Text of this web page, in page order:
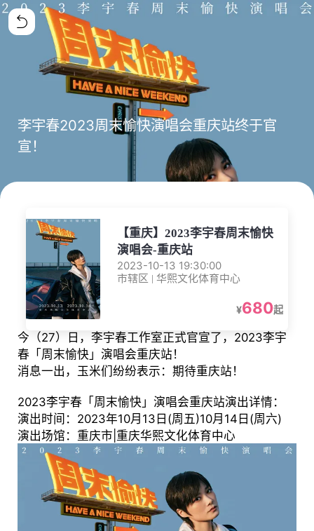
李宇春2023周末愉快演唱会重庆站终于官
宣！
【重庆】2023李宇春周末愉快
演唱会-重庆站
2023-10-13 19:30:00
市辖区 | 华熙文化体育中心
¥680起
今（27）日，李宇春工作室正式官宣了，2023李宇
春「周末愉快」演唱会重庆站！
消息一出，玉米们纷纷表示：期待重庆站！
2023李宇春「周末愉快」演唱会重庆站演出详情：
演出时间：2023年10月13日(周五)10月14日(周六)
演出场馆：重庆市|重庆华熙文化体育中心